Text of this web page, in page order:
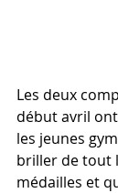
Les deux
début avril
les jeunes
briller de tout
médailles et